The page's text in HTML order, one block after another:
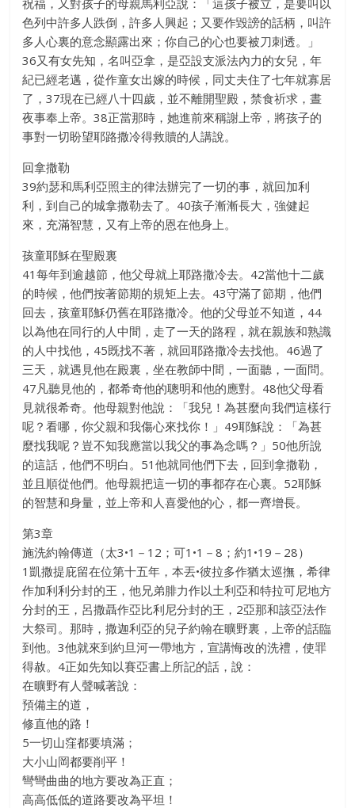
祝福，又對孩子的母親馬利亞說：「這孩子被立，是要叫以
色列中許多人跌倒，許多人興起；又要作毀謗的話柄，叫許
多人心裏的意念顯露出來；你自己的心也要被刀刺透。」
36又有女先知，名叫亞拿，是亞設支派法內力的女兒，年
紀已經老邁，從作童女出嫁的時候，同丈夫住了七年就寡居
了，37現在已經八十四歲，並不離開聖殿，禁食祈求，晝
夜事奉上帝。38正當那時，她進前來稱謝上帝，將孩子的
事對一切盼望耶路撒冷得救贖的人講說。
回拿撒勒
39約瑟和馬利亞照主的律法辦完了一切的事，就回加利
利，到自己的城拿撒勒去了。40孩子漸漸長大，強健起
來，充滿智慧，又有上帝的恩在他身上。
孩童耶穌在聖殿裏
41每年到逾越節，他父母就上耶路撒冷去。42當他十二歲
的時候，他們按著節期的規矩上去。43守滿了節期，他們
回去，孩童耶穌仍舊在耶路撒冷。他的父母並不知道，44
以為他在同行的人中間，走了一天的路程，就在親族和熟識
的人中找他，45既找不著，就回耶路撒冷去找他。46過了
三天，就遇見他在殿裏，坐在教師中間，一面聽，一面問。
47凡聽見他的，都希奇他的聰明和他的應對。48他父母看
見就很希奇。他母親對他說：「我兒！為甚麼向我們這樣行
呢？看哪，你父親和我傷心來找你！」49耶穌說：「為甚
麼找我呢？豈不知我應當以我父的事為念嗎？」50他所說
的這話，他們不明白。51他就同他們下去，回到拿撒勒，
並且順從他們。他母親把這一切的事都存在心裏。52耶穌
的智慧和身量，並上帝和人喜愛他的心，都一齊增長。
第3章
施洗約翰傳道（太3•1－12；可1•1－8；約1•19－28）
1凱撒提庇留在位第十五年，本丟•彼拉多作猶太巡撫，希律
作加利利分封的王，他兄弟腓力作以土利亞和特拉可尼地方
分封的王，呂撒聶作亞比利尼分封的王，2亞那和該亞法作
大祭司。那時，撒迦利亞的兒子約翰在曠野裏，上帝的話臨
到他。3他就來到約旦河一帶地方，宣講悔改的洗禮，使罪
得赦。4正如先知以賽亞書上所記的話，說：
在曠野有人聲喊著說：
預備主的道，
修直他的路！
5一切山窪都要填滿；
大小山岡都要削平！
彎彎曲曲的地方要改為正直；
高高低低的道路要改為平坦！